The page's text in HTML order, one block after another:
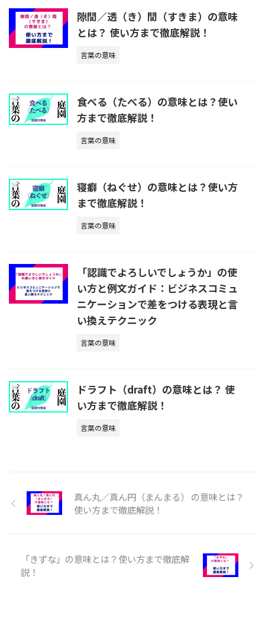
隙間／透（き）間（すきま）の意味
とは？ 使い方まで徹底解説！
言葉の意味
食べる（たべる）の意味とは？使い
方まで徹底解説！
言葉の意味
寝癖（ねぐせ）の意味とは？使い方
まで徹底解説！
言葉の意味
「認識でよろしいでしょうか」の使
い方と例文ガイド：ビジネスコミュ
ニケーションで差をつける表現と言
い換えテクニック
言葉の意味
ドラフト（draft）の意味とは？ 使
い方まで徹底解説！
言葉の意味
真ん丸／真ん円（まんまる） の意味とは？
使い方まで徹底解説！
「きずな」の意味とは？使い方まで徹底解
説！